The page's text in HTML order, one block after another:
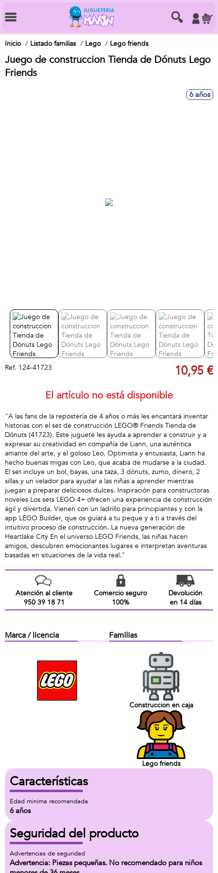
Inicio Listado familias Lego Lego friends
Juego de construccion Tienda de Dónuts Lego
Friends
6 años
Ref. 124-41723 10,95 €
El artículo no está disponible
"A las fans de la repostería de 4 años o más les encantará inventar
historias con el set de construcción LEGO® Friends Tienda de
Dónuts (41723). Este juguete les ayuda a aprender a construir y a
expresar su creatividad en compañía de Liann, una auténtica
amante del arte, y el goloso Leo. Optimista y entusiasta, Liann ha
hecho buenas migas con Leo, que acaba de mudarse a la ciudad.
El set incluye un bol, bayas, una taza, 3 dónuts, zumo, dinero, 2
sillas y un velador para ayudar a las niñas a aprender mientras
juegan a preparar deliciosos dulces. Inspiración para constructoras
noveles Los sets LEGO 4+ ofrecen una experiencia de construcción
ágil y divertida. Vienen con un ladrillo para principiantes y con la
app LEGO Builder, que os guiará a tu peque y a ti a través del
intuitivo proceso de construcción. La nueva generación de
Heartlake City En el universo LEGO Friends, las niñas hacen
amigos, descubren emocionantes lugares e interpretan aventuras
basadas en situaciones de la vida real."
Atención al cliente
950 39 18 71
Comercio seguro
100%
Devolución
en 14 días
Marca / licencia Familias
Construccion en caja
Lego friends
Características
Edad minima recomendada
6 años
Seguridad del producto
Advertencias de seguridad
Advertencia: Piezas pequeñas. No recomendado para niños